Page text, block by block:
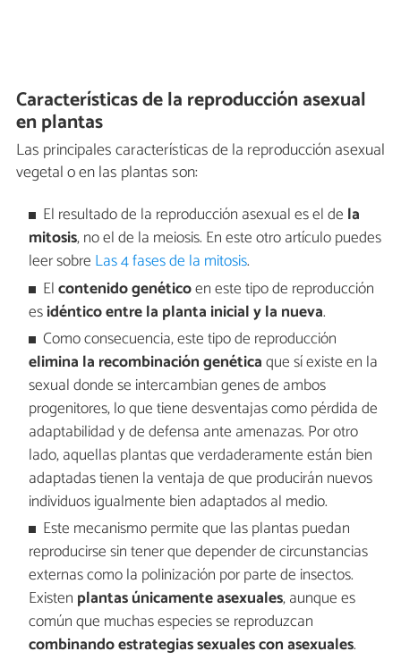
Características de la reproducción asexual
en plantas
Las principales características de la reproducción asexual
vegetal o en las plantas son:
El resultado de la reproducción asexual es el de la
mitosis, no el de la meiosis. En este otro artículo puedes
leer sobre Las 4 fases de la mitosis.
Elcontenido genéticoen este tipo de reproducción
esidéntico entre la planta inicial y la nueva.
Como consecuencia, este tipo de reproducción
elimina la recombinación genéticaque sí existe en la
sexual donde se intercambian genes de ambos
progenitores, lo que tiene desventajas como pérdida de
adaptabilidad y de defensa ante amenazas. Por otro
lado, aquellas plantas que verdaderamente están bien
adaptadas tienen la ventaja de que producirán nuevos
individuos igualmente bien adaptados al medio.
Este mecanismo permite que las plantas puedan
reproducirse sin tener que depender de circunstancias
externas como la polinización por parte de insectos.
Existen plantas únicamente asexuales, aunque es
común que muchas especies se reproduzcan
combinando estrategias sexuales con asexuales.